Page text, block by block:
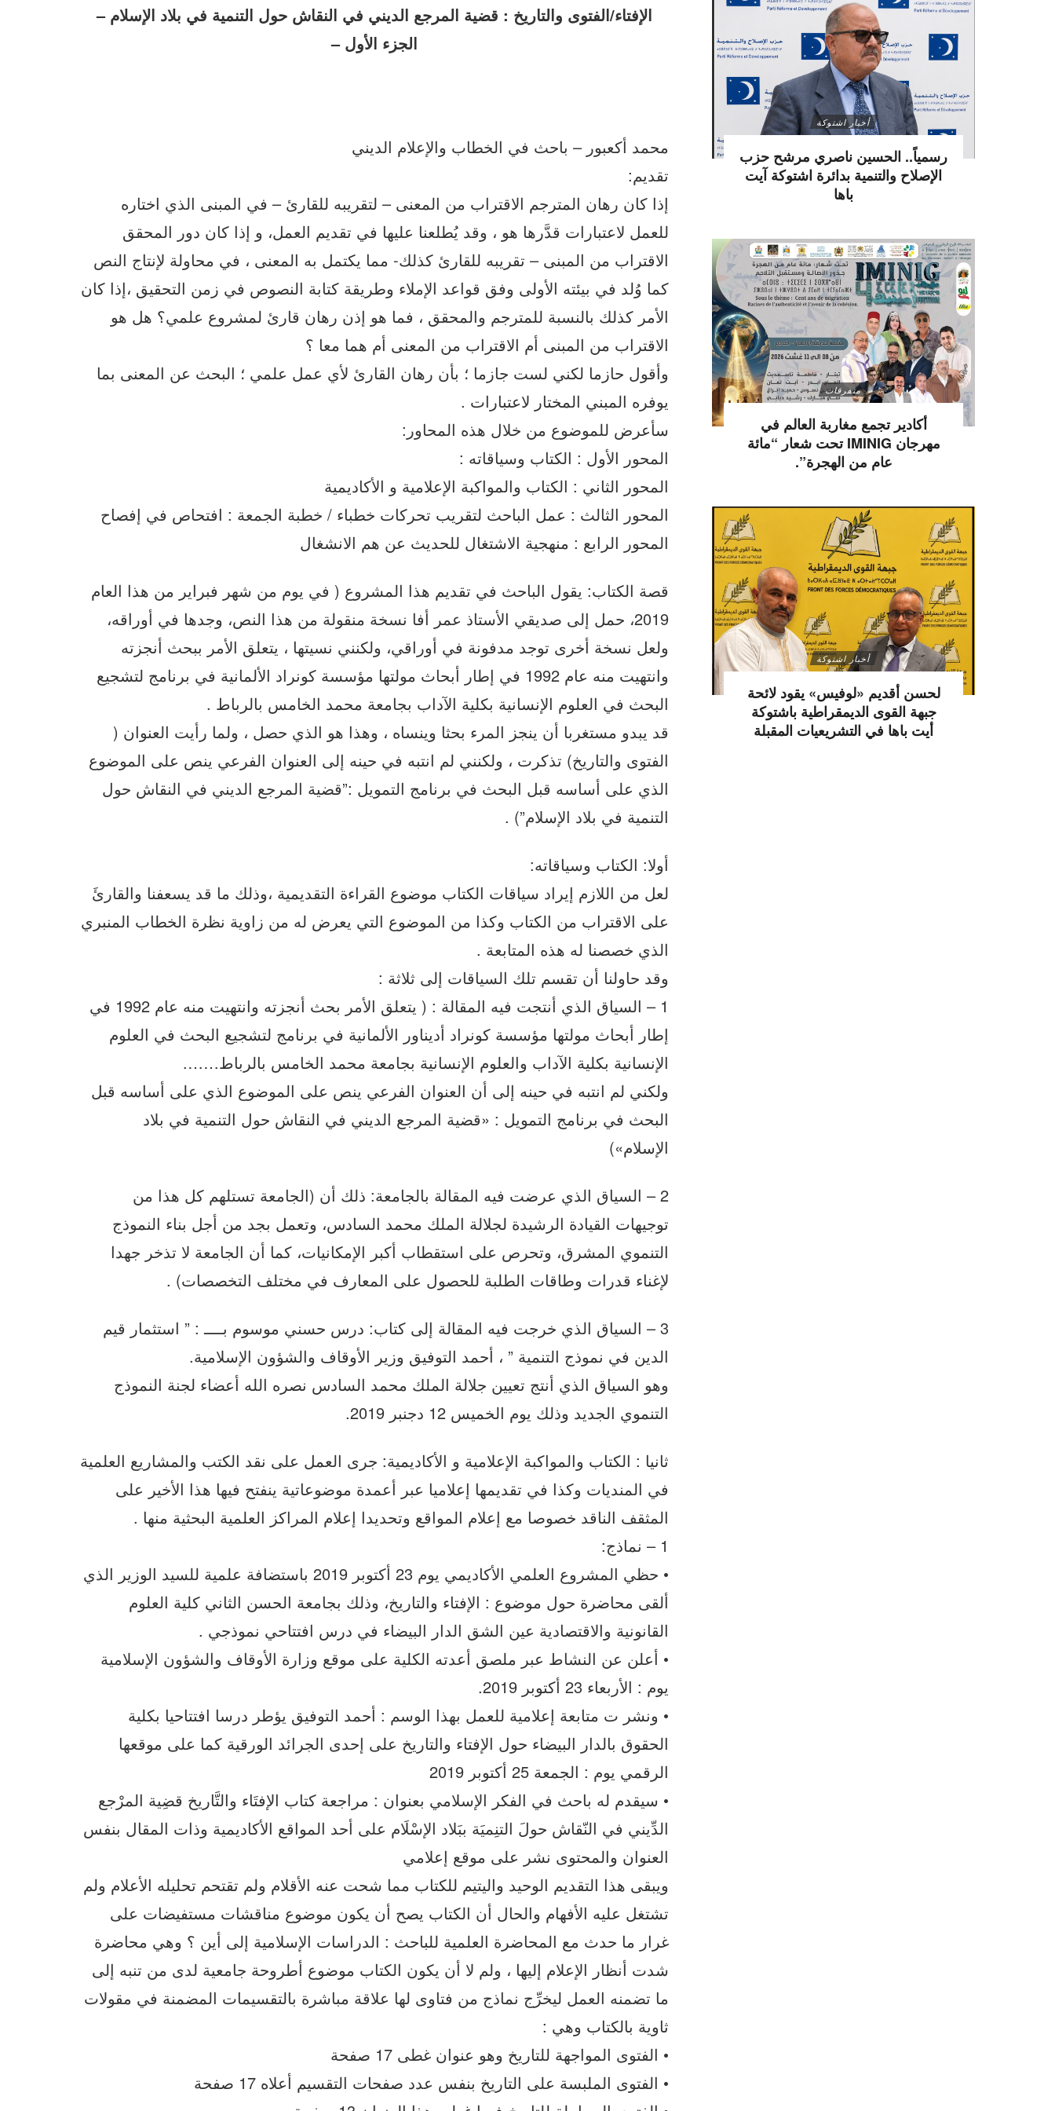
الإفتاء/الفتوى والتاريخ : قضية المرجع الديني في النقاش حول التنمية في بلاد الإسلام –
الجزء الأول –
محمد أكعبور – باحث في الخطاب والإعلام الديني
تقديم:
إذا كان رهان المترجم الاقتراب من المعنى – لتقريبه للقارئ – في المبنى الذي اختاره
للعمل لاعتبارات قدَّرها هو ، وقد يُطلعنا عليها في تقديم العمل، و إذا كان دور المحقق
الاقتراب من المبنى – تقريبه للقارئ كذلك- مما يكتمل به المعنى ، في محاولة لإنتاج النص
كما وُلد في بيئته الأولى وفق قواعد الإملاء وطريقة كتابة النصوص في زمن التحقيق ،إذا كان
الأمر كذلك بالنسبة للمترجم والمحقق ، فما هو إذن رهان قارئ لمشروع علمي؟ هل هو
الاقتراب من المبنى أم الاقتراب من المعنى أم هما معا ؟
وأقول حازما لكني لست جازما ؛ بأن رهان القارئ لأي عمل علمي ؛ البحث عن المعنى بما
يوفره المبني المختار لاعتبارات .
سأعرض للموضوع من خلال هذه المحاور:
المحور الأول : الكتاب وسياقاته :
المحور الثاني : الكتاب والمواكبة الإعلامية و الأكاديمية
المحور الثالث : عمل الباحث لتقريب تحركات خطباء / خطبة الجمعة : افتحاص في إفصاح
المحور الرابع : منهجية الاشتغال للحديث عن هم الانشغال
قصة الكتاب: يقول الباحث في تقديم هذا المشروع ( في يوم من شهر فبراير من هذا العام
2019، حمل إلى صديقي الأستاذ عمر أفا نسخة منقولة من هذا النص، وجدها في أوراقه،
ولعل نسخة أخرى توجد مدفونة في أوراقي، ولكنني نسيتها ، يتعلق الأمر ببحث أنجزته
وانتهيت منه عام 1992 في إطار أبحاث مولتها مؤسسة كونراد الألمانية في برنامج لتشجيع
البحث في العلوم الإنسانية بكلية الآداب بجامعة محمد الخامس بالرباط .
قد يبدو مستغربا أن ينجز المرء بحثا وينساه ، وهذا هو الذي حصل ، ولما رأيت العنوان (
الفتوى والتاريخ) تذكرت ، ولكنني لم انتبه في حينه إلى العنوان الفرعي ينص على الموضوع
الذي على أساسه قبل البحث في برنامج التمويل :”قضية المرجع الديني في النقاش حول
التنمية في بلاد الإسلام”) .
أولا: الكتاب وسياقاته:
لعل من اللازم إيراد سياقات الكتاب موضوع القراءة التقديمية ،وذلك ما قد يسعفنا والقارئَ
على الاقتراب من الكتاب وكذا من الموضوع التي يعرض له من زاوية نظرة الخطاب المنبري
الذي خصصنا له هذه المتابعة .
وقد حاولنا أن تقسم تلك السياقات إلى ثلاثة :
1 – السياق الذي أنتجت فيه المقالة : ( يتعلق الأمر بحث أنجزته وانتهيت منه عام 1992 في
إطار أبحاث مولتها مؤسسة كونراد أديناور الألمانية في برنامج لتشجيع البحث في العلوم
الإنسانية بكلية الآداب والعلوم الإنسانية بجامعة محمد الخامس بالرباط…….
ولكني لم انتبه في حينه إلى أن العنوان الفرعي ينص على الموضوع الذي على أساسه قبل
البحث في برنامج التمويل : «قضية المرجع الديني في النقاش حول التنمية في بلاد
الإسلام»)
2 – السياق الذي عرضت فيه المقالة بالجامعة: ذلك أن (الجامعة تستلهم كل هذا من
توجيهات القيادة الرشيدة لجلالة الملك محمد السادس، وتعمل بجد من أجل بناء النموذج
التنموي المشرق، وتحرص على استقطاب أكبر الإمكانيات، كما أن الجامعة لا تذخر جهدا
لإغناء قدرات وطاقات الطلبة للحصول على المعارف في مختلف التخصصات) .
3 – السياق الذي خرجت فيه المقالة إلى كتاب: درس حسني موسوم بــــ : ” استثمار قيم
الدين في نموذج التنمية ” ، أحمد التوفيق وزير الأوقاف والشؤون الإسلامية.
وهو السياق الذي أنتج تعيين جلالة الملك محمد السادس نصره الله أعضاء لجنة النموذج
التنموي الجديد وذلك يوم الخميس 12 دجنبر 2019.
ثانيا : الكتاب والمواكبة الإعلامية و الأكاديمية: جرى العمل على نقد الكتب والمشاريع العلمية
في المنديات وكذا في تقديمها إعلاميا عبر أعمدة موضوعاتية ينفتح فيها هذا الأخير على
المثقف الناقد خصوصا مع إعلام المواقع وتحديدا إعلام المراكز العلمية البحثية منها .
1 – نماذج:
• حظي المشروع العلمي الأكاديمي يوم 23 أكتوبر 2019 باستضافة علمية للسيد الوزير الذي
ألقى محاضرة حول موضوع : الإفتاء والتاريخ، وذلك بجامعة الحسن الثاني كلية العلوم
القانونية والاقتصادية عين الشق الدار البيضاء في درس افتتاحي نموذجي .
• أعلن عن النشاط عبر ملصق أعدته الكلية على موقع وزارة الأوقاف والشؤون الإسلامية
يوم : الأربعاء 23 أكتوبر 2019.
• ونشر ت متابعة إعلامية للعمل بهذا الوسم : أحمد التوفيق يؤطر درسا افتتاحيا بكلية
الحقوق بالدار البيضاء حول الإفتاء والتاريخ على إحدى الجرائد الورقية كما على موقعها
الرقمي يوم : الجمعة 25 أكتوبر 2019
• سيقدم له باحث في الفكر الإسلامي بعنوان : مراجعة كتاب الإفتَاء والتَّاريخ قضِية المرْجع
الدِّيني في النّقاش حولَ التنِميَة ببَلاد الإسْلَام على أحد المواقع الأكاديمية وذات المقال بنفس
العنوان والمحتوى نشر على موقع إعلامي
ويبقى هذا التقديم الوحيد واليتيم للكتاب مما شحت عنه الأقلام ولم تقتحم تحليله الأعلام ولم
تشتغل عليه الأفهام والحال أن الكتاب يصح أن يكون موضوع مناقشات مستفيضات على
غرار ما حدث مع المحاضرة العلمية للباحث : الدراسات الإسلامية إلى أين ؟ وهي محاضرة
شدت أنظار الإعلام إليها ، ولم لا أن يكون الكتاب موضوع أطروحة جامعية لدى من تنبه إلى
ما تضمنه العمل ليخرِّج نماذج من فتاوى لها علاقة مباشرة بالتقسيمات المضمنة في مقولات
ثاوية بالكتاب وهي :
• الفتوى المواجهة للتاريخ وهو عنوان غطى 17 صفحة
• الفتوى الملبسة على التاريخ بنفس عدد صفحات التقسيم أعلاه 17 صفحة
أخبار اشتوكة
رسمياً.. الحسين ناصري مرشح حزب
الإصلاح والتنمية بدائرة اشتوكة آيت
باها
متفرقات
أكادير تجمع مغاربة العالم في
مهرجان IMINIG تحت شعار “مائة
عام من الهجرة”.
أخبار اشتوكة
لحسن أقديم «لوفيس» يقود لائحة
جبهة القوى الديمقراطية باشتوكة
أيت باها في التشريعيات المقبلة